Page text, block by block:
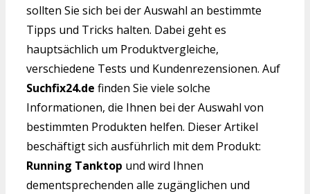
sollten Sie sich bei der Auswahl an bestimmte
Tipps und Tricks halten. Dabei geht es
hauptsächlich um Produktvergleiche,
verschiedene Tests und Kundenrezensionen. Auf
Suchfix24.de finden Sie viele solche
Informationen, die Ihnen bei der Auswahl von
bestimmten Produkten helfen. Dieser Artikel
beschäftigt sich ausführlich mit dem Produkt:
Running Tanktop und wird Ihnen
dementsprechenden alle zugänglichen und